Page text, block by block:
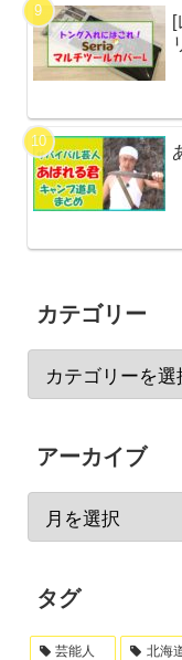
[
カテゴリー
アーカイブ
タグ
芸能人 北海